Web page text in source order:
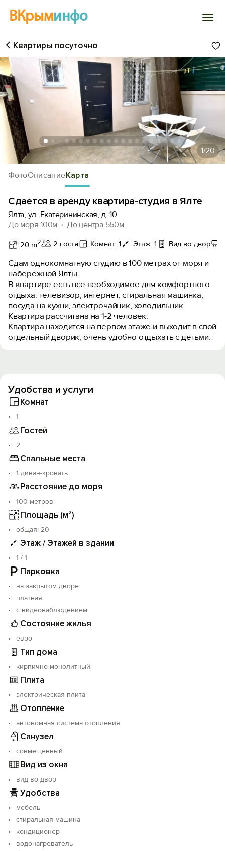
ВКрыминфо
Войти
Избранное
История просмотра
Добавить свой объект
ФотоОписаниеКарта
Квартиры посуточно
1/20
Сдается в аренду квартира-студия в Ялте
Ялта, ул. Екатерининская, д. 10
До моря 100м
До центра 550м
20 m2 2 гостя Комнат: 1 Этаж: 1 Вид во двор
Сдам однокомнатную студию в 100 метрах от моря и
набережной Ялты.
В квартире есть все необходимое для комфортного
отдыха: телевизор, интернет, стиральная машинка,
посуда на кухни, электрочайник, холодильник.
Квартира рассчитана на 1-2 человек.
Квартира находится на первом этаже и выходит в свой
отдельный дворик, очень удобно отдыхать с детьми.
Удобства и услуги
Комнат
1
Гостей
2
Спальные места
1 диван-кровать
Расстояние до моря
100 метров
Площадь (м²)
oбщая: 20
Этаж / Этажей в здании
1 / 1
Парковка
на закрытом дворе
платная
с видеонаблюдением
Состояние жилья
евро
Тип дома
кирпично-монолитный
Плита
электрическая плита
Отопление
автономная система отопления
Санузел
совмещенный
Вид из окна
вид во двор
Удобства
мебель
стиральная машина
кондиционер
водонагреватель